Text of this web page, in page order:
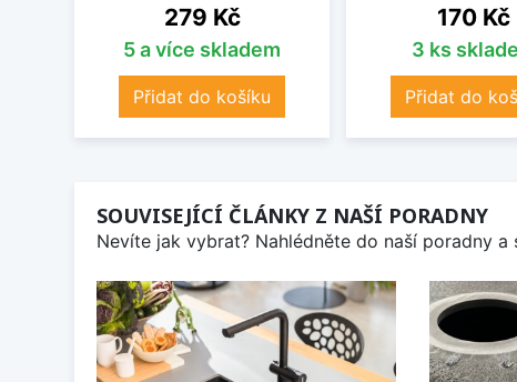
Cena
279 Kč
5 a více skladem
Přidat do košíku
Cena
170 Kč
3 ks
Přidat do
SOUVISEJÍCÍ ČLÁNKY Z NAŠÍ PORADNY
Nevíte jak vybrat? Nahlédněte do naší poradny